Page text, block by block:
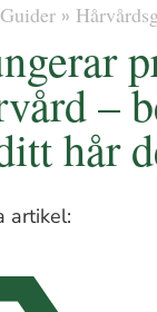
Guider»
–
hår
artikel: